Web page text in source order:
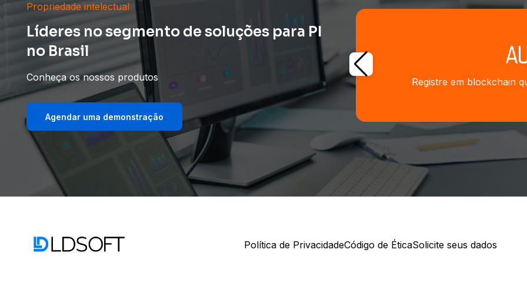
Propriedade intelectual
Líderes no segmento de soluções para PI
no Brasil
Conheça os nossos produtos
Agendar uma demonstração
Registre em blockchain
Política de PrivacidadeCódigo de ÉticaSolicite seus dados